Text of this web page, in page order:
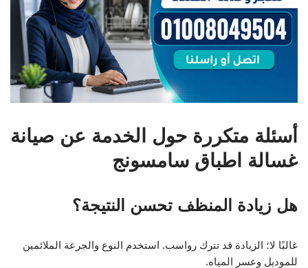
أسئلة متكررة حول الخدمة عن صيانة
غسالة اطباق سامسونج
هل زيادة المنظف تحسن النتيجة؟
غالبًا لا؛ الزيادة قد تترك رواسب. استخدم النوع والجرعة الملائمين
للموديل وعسر المياه.